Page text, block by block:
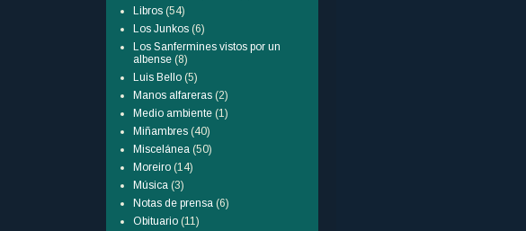
Libros (54)
Los Junkos (6)
Los Sanfermines vistos por un
albense (8)
Luis Bello (5)
Manos alfareras (2)
Medio ambiente (1)
Miñambres (40)
Miscelánea (50)
Moreiro (14)
Música (3)
Notas de prensa (6)
Obituario (11)